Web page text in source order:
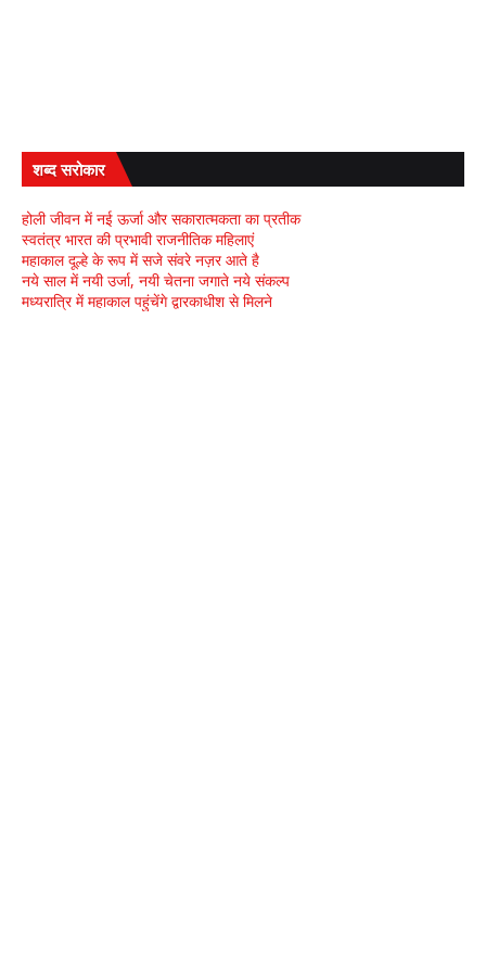
शब्द सरोकार
होली जीवन में नई ऊर्जा और सकारात्मकता का प्रतीक
स्वतंत्र भारत की प्रभावी राजनीतिक महिलाएं
महाकाल दूल्हे के रूप में सजे संवरे नज़र आते है
नये साल में नयी उर्जा, नयी चेतना जगाते नये संकल्प
मध्यरात्रि में महाकाल पहुंचेंगे द्वारकाधीश से मिलने